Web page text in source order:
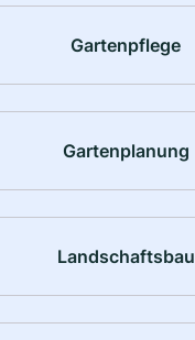
Gartenpflege
Gartenplanung
Landschaftsbau